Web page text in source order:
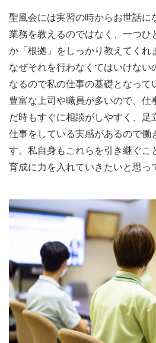
聖風会には実習の時からお世話に
業務を教えるのではなく、一つひ
か「根拠」をしっかり教えてくれ
なぜそれを行わなくてはいけない
なるので私の仕事の基礎となって
豊富な上司や職員が多いので、仕
だ時もすぐに相談がしやすく、足
仕事をしている実感があるので働
す。私自身もこれらを引き継ぐこ
育成に力を入れていきたいと思っ